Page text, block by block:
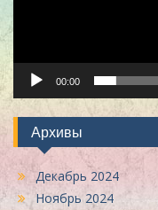
00:00
Архивы
Декабрь 2024
Ноябрь 2024